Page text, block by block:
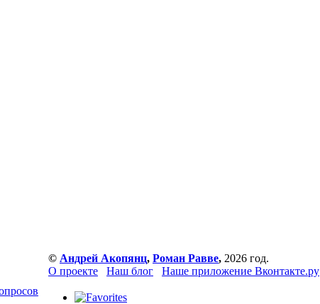
© Андрей Акопянц, Роман Равве, 2026 год.
О проекте
Наш блог Наше приложение Вконтакте.ру